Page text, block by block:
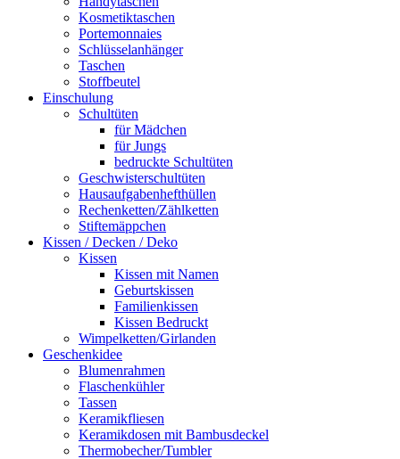
Kosmetiktaschen
Portemonnaies
Schlüsselanhänger
Taschen
Stoffbeutel
Einschulung
Schultüten
für Mädchen
für Jungs
bedruckte Schultüten
Geschwisterschultüten
Hausaufgabenhefthüllen
Rechenketten/Zählketten
Stiftemäppchen
Kissen / Decken / Deko
Kissen
Kissen mit Namen
Geburtskissen
Familienkissen
Kissen Bedruckt
Wimpelketten/Girlanden
Geschenkidee
Blumenrahmen
Flaschenkühler
Tassen
Keramikfliesen
Keramikdosen mit Bambusdeckel
Thermobecher/Tumbler